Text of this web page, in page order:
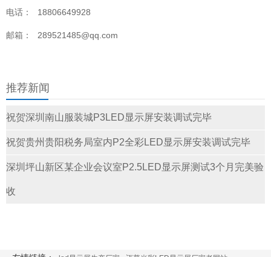
电话： 18806649928
邮箱： 289521485@qq.com
推荐新闻
祝贺深圳南山服装城P3LED显示屏安装调试完毕
祝贺贵州贵阳税务局室内P2全彩LED显示屏安装调试完毕
深圳坪山新区某企业会议室P2.5LED显示屏测试3个月完美验
收